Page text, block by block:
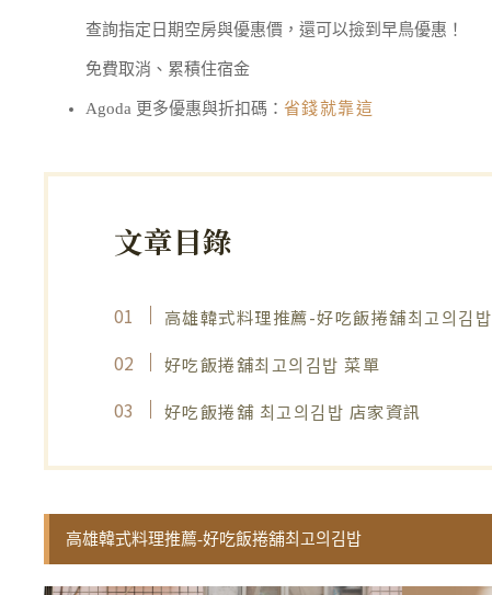
查詢指定日期空房與優惠價，還可以撿到早鳥優惠！
免費取消、累積住宿金
Agoda 更多優惠與折扣碼： 省錢就靠這
文章目錄
高雄韓式料理推薦-好吃飯捲舖최고의김밥
好吃飯捲舖최고의김밥 菜單
好吃飯捲舖 최고의김밥 店家資訊
高雄韓式料理推薦-好吃飯捲舖최고의김밥